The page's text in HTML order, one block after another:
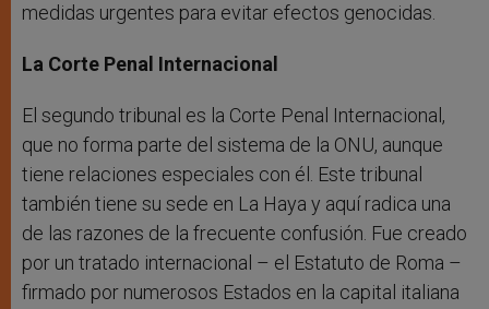
medidas urgentes para evitar efectos genocidas.
La Corte Penal Internacional
El segundo tribunal es la Corte Penal Internacional,
que no forma parte del sistema de la ONU, aunque
tiene relaciones especiales con él. Este tribunal
también tiene su sede en La Haya y aquí radica una
de las razones de la frecuente confusión. Fue creado
por un tratado internacional – el Estatuto de Roma –
firmado por numerosos Estados en la capital italiana